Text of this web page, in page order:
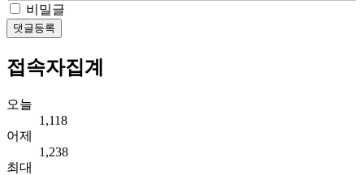
비밀글
댓글등록
접속자집계
오늘
1,118
어제
1,238
최대